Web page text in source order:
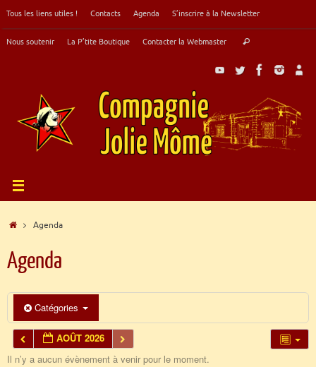
au
Tous les liens utiles ! Contacts Agenda S’inscrire à la Newsletter
Nous soutenir La P’tite Boutique Contacter la Webmaster Rechercher
Accueil
Agenda
Agenda
Catégories
AOÛT 2026
Il n’y a aucun évènement à venir pour le moment.